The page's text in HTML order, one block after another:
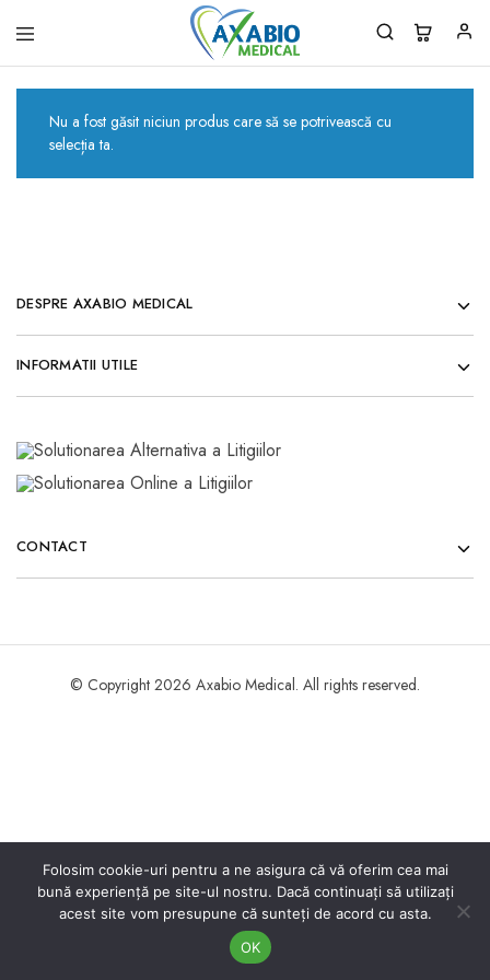
Axabio
Medical
Solutii
pentru
ta!
Nu a fost găsit niciun produs care să se potrivească cu
selecția ta.
DESPRE AXABIO MEDICAL
INFORMATII UTILE
CONTACT
© Copyright 2026 Axabio Medical. All rights reserved.
Folosim cookie-uri pentru a ne asigura că vă oferim cea mai
bună experiență pe site-ul nostru. Dacă continuați să utilizați
acest site vom presupune că sunteți de acord cu asta.
OK